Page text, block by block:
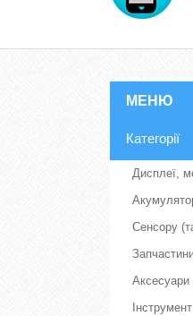
Категорії
Дисплеї,
Сенсору
Аксесуари